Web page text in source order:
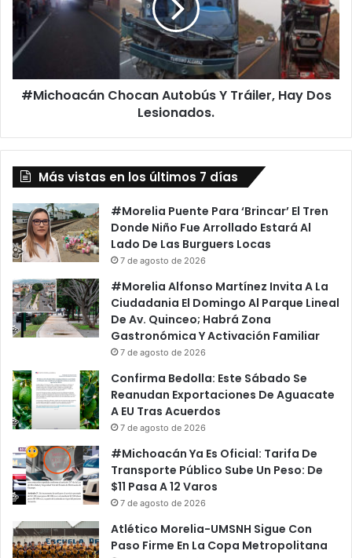
Tráiler,
Hay
Dos
Lesionados.
#Michoacán Chocan Autobús Y Tráiler, Hay Dos
Lesionados.
Más vistas en los últimos 7 días
#Morelia Puente Para ‘Brincar’ El Tren
Donde Niño Fue Arrollado Estará Al
Lado De Las Burguers Locas
7 de agosto de 2026
#Morelia Alfonso Martínez Invita A La
Ciudadania El Domingo Al Parque Lineal
De Av. Quinceo; Habrá Zona
Gastronómica Y Activación Familiar
7 de agosto de 2026
Confirma Bedolla: Este Sábado Se
Reanudan Exportaciones De Aguacate
A EU Tras Acuerdos
7 de agosto de 2026
#Michoacán Ya Es Oficial: Tarifa De
Transporte Público Sube Un Peso: De
$11 Pasa A 12 Varos
7 de agosto de 2026
Atlético Morelia-UMSNH Sigue Con
Paso Firme En La Copa Metropolitana